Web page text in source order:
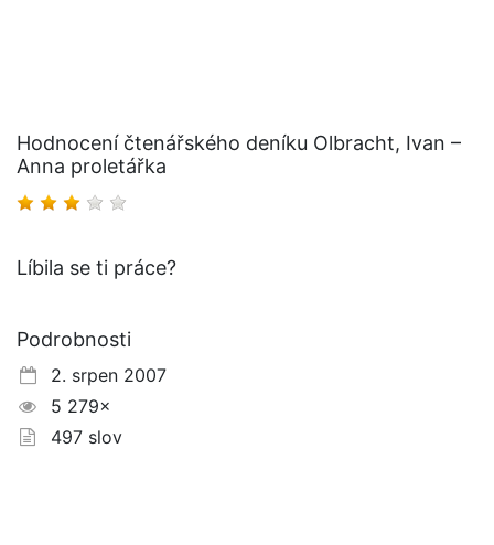
Hodnocení čtenářského deníku Olbracht, Ivan –
Anna proletářka
Líbila se ti práce?
Podrobnosti
2. srpen 2007
5 279×
497 slov